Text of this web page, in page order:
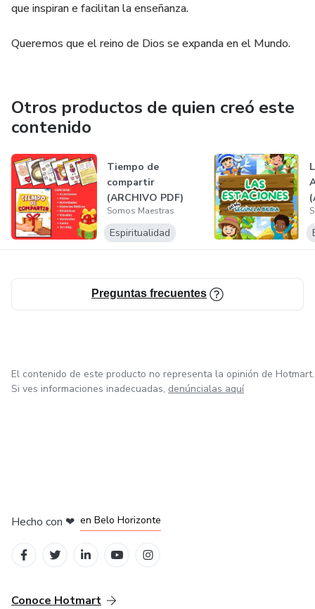
que inspiran e facilitan la enseñanza.
Queremos que el reino de Dios se expanda en el Mundo.
Otros productos de quien creó este
contenido
Tiempo de
compartir
(ARCHIVO PDF)
Somos Maestras
Espiritualidad
Preguntas frecuentes
El contenido de este producto no representa la opinión de Hotmart.
Si ves informaciones inadecuadas, denúncialas aquí
Hecho con ❤ en Belo Horizonte
Conoce Hotmart